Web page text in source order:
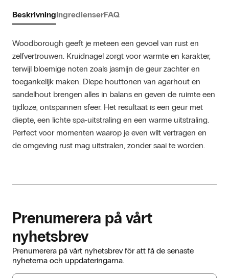
BeskrivningIngredienserFAQ
Woodborough geeft je meteen een gevoel van rust en
zelfvertrouwen. Kruidnagel zorgt voor warmte en karakter,
terwijl bloemige noten zoals jasmijn de geur zachter en
toegankelijk maken. Diepe houttonen van agarhout en
sandelhout brengen alles in balans en geven de ruimte een
tijdloze, ontspannen sfeer. Het resultaat is een geur met
diepte, een lichte spa-uitstraling en een warme uitstraling.
Perfect voor momenten waarop je even wilt vertragen en
de omgeving rust mag uitstralen, zonder saai te worden.
Prenumerera på vårt
nyhetsbrev
Prenumerera på vårt nyhetsbrev för att få de senaste
nyheterna och uppdateringarna.